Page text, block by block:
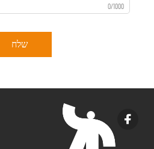
0/1000
שלח